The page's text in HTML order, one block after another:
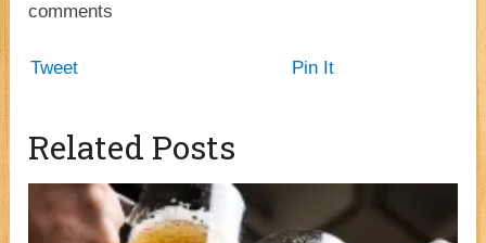
comments
Tweet Pin It
Related Posts